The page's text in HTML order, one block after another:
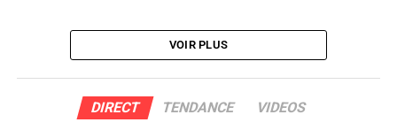
VOIR PLUS
DIRECT TENDANCE VIDEOS